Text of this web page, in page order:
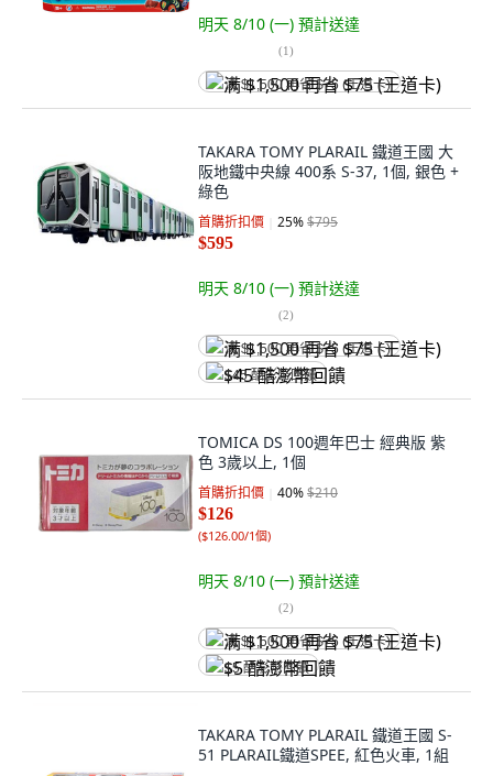
明天 8/10 (一) 預計送達
(1)
满 $1,500 再省 $75 (王道卡)
TAKARA TOMY PLARAIL 鐵道王國 大
阪地鐵中央線 400系 S-37, 1個, 銀色 +
綠色
首購折扣價 25%$795
$595
明天 8/10 (一) 預計送達
(2)
满 $1,500 再省 $75 (王道卡)
$45 酷澎幣回饋
TOMICA DS 100週年巴士 經典版 紫
色 3歲以上, 1個
首購折扣價 40%$210
$126
($126.00/1個)
明天 8/10 (一) 預計送達
(2)
满 $1,500 再省 $75 (王道卡)
$5 酷澎幣回饋
TAKARA TOMY PLARAIL 鐵道王國 S-
51 PLARAIL鐵道SPEE, 紅色火車, 1組